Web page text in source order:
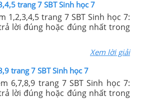
trang 7 SBT Sinh học 7
1,2,3,4,5 trang 7 SBT Sinh học 7:
lời đúng hoặc đúng nhất trong
Xem lời giải
trang 7 SBT Sinh học 7
6,7,8,9 trang 7 SBT Sinh học 7:
lời đúng hoặc đúng nhất trong